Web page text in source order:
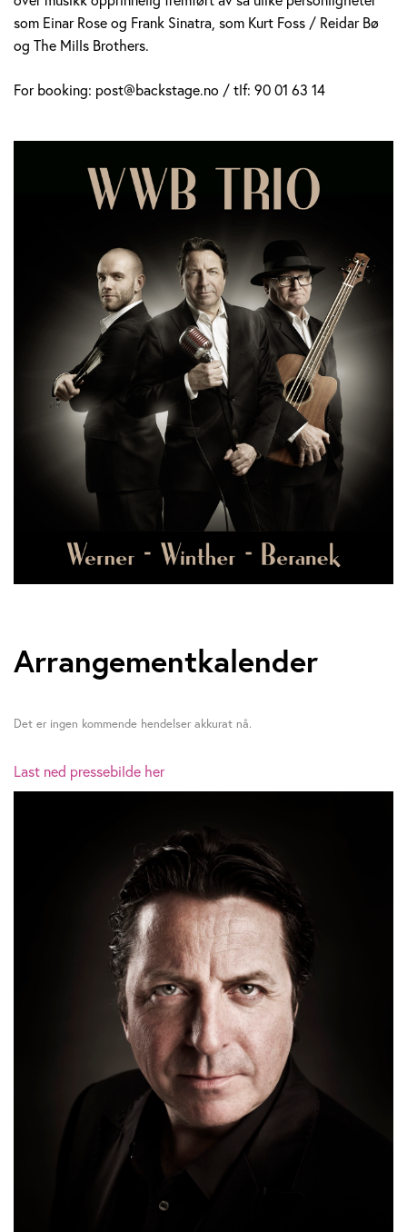
som Einar Rose og Frank Sinatra, som Kurt Foss / Reidar Bø
og The Mills Brothers.
For booking: post@backstage.no / tlf: 90 01 63 14
Arrangementkalender
Det er ingen kommende hendelser akkurat nå.
Last ned pressebilde her